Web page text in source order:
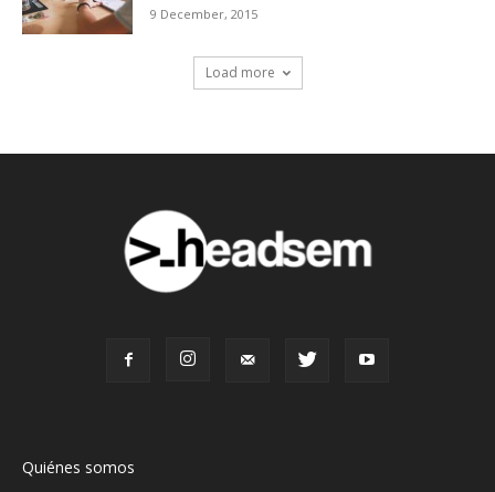
9 December, 2015
Load more
Quiénes somos